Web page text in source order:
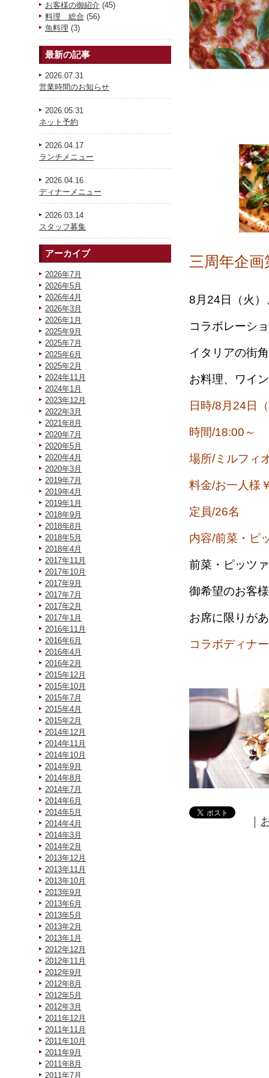
お客様の御紹介 (45)
料理 総合 (56)
魚料理 (3)
最新の記事
2026.07.31
営業時間のお知らせ
2026.05.31
ネット予約
2026.04.17
ランチメニュー
2026.04.16
ディナーメニュー
2026.03.14
スタッフ募集
アーカイブ
2026年7月
2026年5月
2026年4月
2026年3月
2026年1月
2025年9月
2025年7月
2025年6月
2025年2月
2024年11月
2024年1月
2023年12月
2022年3月
2021年8月
2020年7月
2020年5月
2020年4月
2020年3月
2019年7月
2019年4月
2019年1月
2018年9月
2018年8月
2018年5月
2018年4月
2017年11月
2017年10月
2017年9月
2017年7月
2017年2月
2017年1月
2016年11月
2016年6月
2016年4月
2016年2月
2015年12月
2015年10月
2015年7月
2015年4月
2015年2月
2014年12月
2014年11月
2014年10月
2014年9月
2014年8月
2014年7月
2014年6月
2014年5月
2014年4月
2014年3月
2014年2月
2013年12月
2013年11月
2013年10月
2013年9月
2013年6月
2013年5月
2013年2月
2013年1月
2012年12月
2012年11月
2012年9月
2012年8月
2012年5月
2012年3月
2011年12月
2011年11月
2011年10月
2011年9月
2011年8月
2011年7月
三周年企
8月24日（火
コラボレーシ
イタリアの街
お料理、ワイ
日時/8月24日
時間/18:00～
場所/ミルフィ
料金/お一人様
定員/26名
内容/前菜・ピ
前菜・ピッツ
御希望のお客
お席に限りが
コラボディ
｜